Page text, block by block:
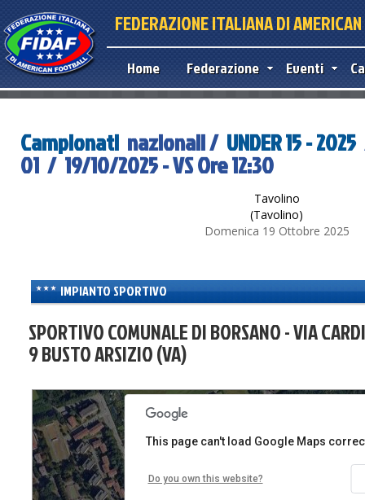
FEDERAZIONE ITALIANA DI
Home Federazione Eventi
Campionati nazionali / UNDER 15 - 2025
01 / 19/10/2025 - VS Ore 12:30
Tavolino
(Tavolino)
Domenica 19 Ottobre 2025
IMPIANTO SPORTIVO
SPORTIVO COMUNALE DI BORSANO - VIA
9 BUSTO ARSIZIO (VA)
For development purposes only For
purposes only
This page can't load Google Maps
Do you own this website?